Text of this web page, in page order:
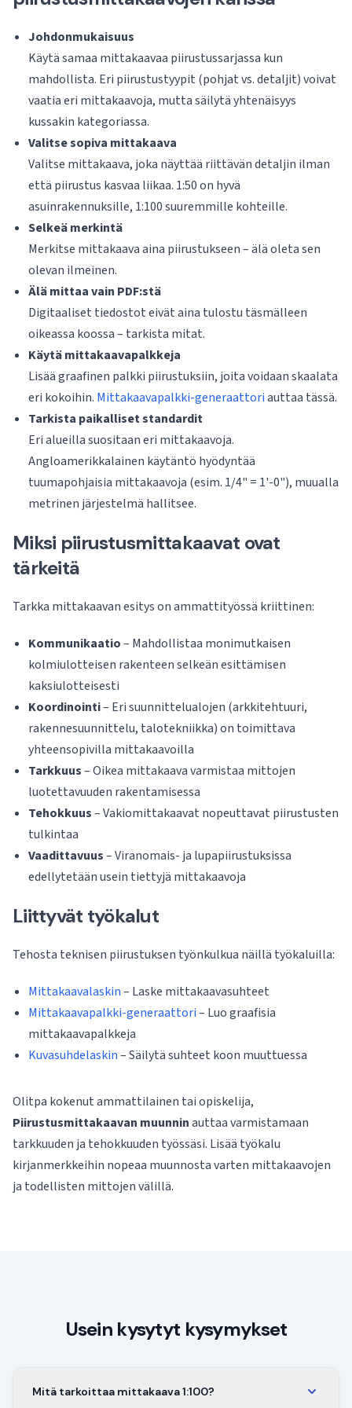
Johdonmukaisuus
Käytä samaa mittakaavaa piirustussarjassa kun
mahdollista. Eri piirustustyypit (pohjat vs. detaljit) voivat
vaatia eri mittakaavoja, mutta säilytä yhtenäisyys
kussakin kategoriassa.
Valitse sopiva mittakaava
Valitse mittakaava, joka näyttää riittävän detaljin ilman
että piirustus kasvaa liikaa. 1:50 on hyvä
asuinrakennuksille, 1:100 suuremmille kohteille.
Selkeä merkintä
Merkitse mittakaava aina piirustukseen – älä oleta sen
olevan ilmeinen.
Älä mittaa vain PDF:stä
Digitaaliset tiedostot eivät aina tulostu täsmälleen
oikeassa koossa – tarkista mitat.
Käytä mittakaavapalkkeja
Lisää graafinen palkki piirustuksiin, joita voidaan skaalata
eri kokoihin. Mittakaavapalkki-generaattoriauttaa tässä.
Tarkista paikalliset standardit
Eri alueilla suositaan eri mittakaavoja.
Angloamerikkalainen käytäntö hyödyntää
tuumapohjaisia mittakaavoja (esim. 1/4" = 1'-0"), muualla
metrinen järjestelmä hallitsee.
Miksi piirustusmittakaavat ovat
tärkeitä
Tarkka mittakaavan esitys on ammattityössä kriittinen:
Kommunikaatio– Mahdollistaa monimutkaisen
kolmiulotteisen rakenteen selkeän esittämisen
kaksiulotteisesti
Koordinointi– Eri suunnittelualojen (arkkitehtuuri,
rakennesuunnittelu, talotekniikka) on toimittava
yhteensopivilla mittakaavoilla
Tarkkuus– Oikea mittakaava varmistaa mittojen
luotettavuuden rakentamisessa
Tehokkuus– Vakiomittakaavat nopeuttavat piirustusten
tulkintaa
Vaadittavuus– Viranomais- ja lupapiirustuksissa
edellytetään usein tiettyjä mittakaavoja
Liittyvät työkalut
Tehosta teknisen piirustuksen työnkulkua näillä työkaluilla:
Mittakaavalaskin– Laske mittakaavasuhteet
Mittakaavapalkki-generaattori– Luo graafisia
mittakaavapalkkeja
Kuvasuhdelaskin– Säilytä suhteet koon muuttuessa
Olitpa kokenut ammattilainen tai opiskelija,
Piirustusmittakaavan muunninauttaa varmistamaan
tarkkuuden ja tehokkuuden työssäsi. Lisää työkalu
kirjanmerkkeihin nopeaa muunnosta varten mittakaavojen
ja todellisten mittojen välillä.
Usein kysytyt kysymykset
Mitä tarkoittaa mittakaava 1:100?